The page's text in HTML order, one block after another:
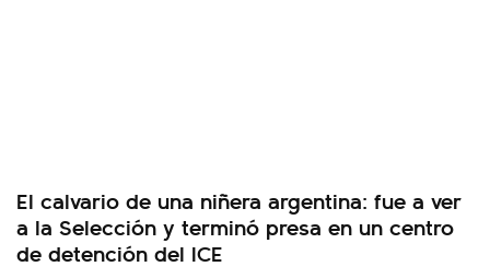
El calvario de una niñera argentina: fue a ver
a la Selección y terminó presa en un centro
de detención del ICE